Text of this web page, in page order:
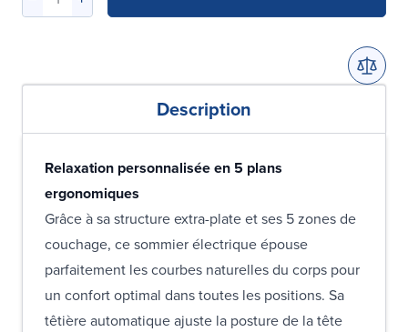
Description
Relaxation personnalisée en 5 plans
ergonomiques
Grâce à sa structure extra-plate et ses 5 zones de
couchage, ce sommier électrique épouse
parfaitement les courbes naturelles du corps pour
un confort optimal dans toutes les positions. Sa
têtière automatique ajuste la posture de la tête